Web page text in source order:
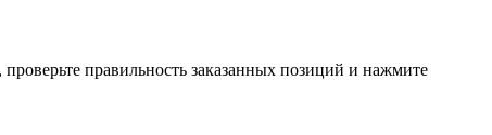
правильность заказанных позиций и нажмите